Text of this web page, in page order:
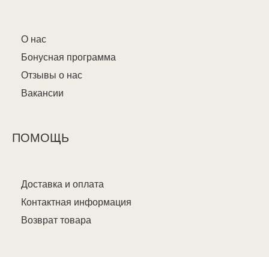
О нас
Бонусная программа
Отзывы о нас
Вакансии
ПОМОЩЬ
Доставка и оплата
Контактная информация
Возврат товара